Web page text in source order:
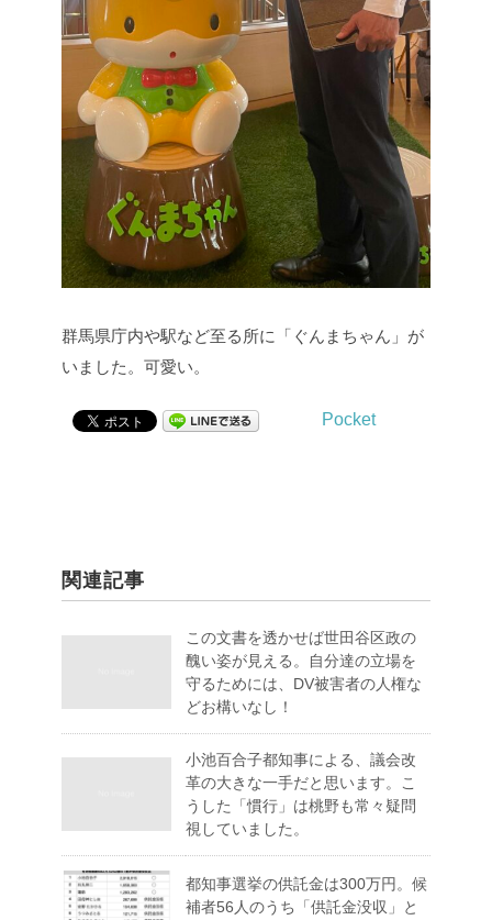
群馬県庁内や駅など至る所に「ぐんまちゃん」が
いました。可愛い。
Pocket
関連記事
この文書を透かせば世田谷区政の
醜い姿が見える。自分達の立場を
守るためには、DV被害者の人権な
どお構いなし！
小池百合子都知事による、議会改
革の大きな一手だと思います。こ
うした「慣行」は桃野も常々疑問
視していました。
都知事選挙の供託金は300万円。候
補者56人のうち「供託金没収」と